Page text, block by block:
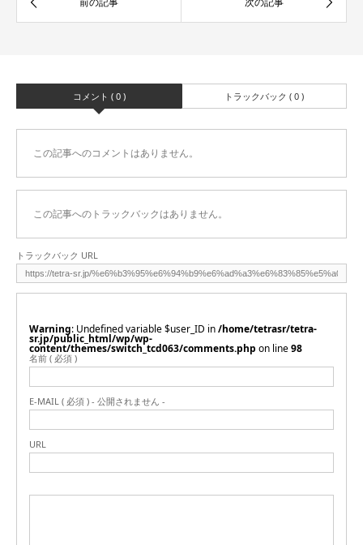
コメント ( 0 ) トラックバック ( 0 )
この記事へのコメントはありません。
この記事へのトラックバックはありません。
トラックバック URL
Warning : Undefined variable $user_ID in/home/tetrasr/tetra-
sr.jp/public_html/wp/wp-
content/themes/switch_tcd063/comments.php on line98
名前 ( 必須 )
E-MAIL ( 必須 ) - 公開されません -
URL